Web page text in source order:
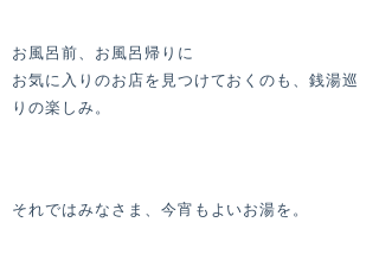
お風呂前、お風呂帰りに
お気に入りのお店を見つけておくのも、銭湯巡
りの楽しみ。
それではみなさま、今宵もよいお湯を。